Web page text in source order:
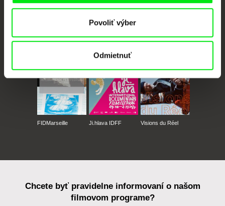
Povoliť výber
Odmietnuť
Millennium Docs
Against Gravity
FIDMarseille Ji.hlava IDFF Visions du Réel
Chcete byť pravidelne informovaní o našom
filmovom programe?